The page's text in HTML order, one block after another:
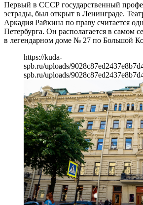
Первый в СССР государственный
эстрады, был открыт в Ленинграде.
Аркадия Райкина по праву считается
Петербурга. Он располагается в самом
в легендарном доме № 27 по Большой
https://kuda-
spb.ru/uploads/
spb.ru/uploads/